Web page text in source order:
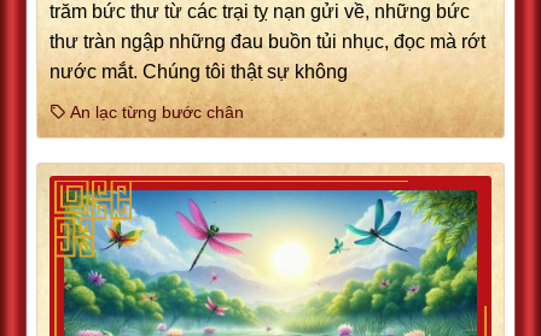
trăm bức thư từ các trại tỵ nạn gửi về, những bức
thư tràn ngập những đau buồn tủi nhục, đọc mà rớt
nước mắt. Chúng tôi thật sự không
An lạc từng bước chân